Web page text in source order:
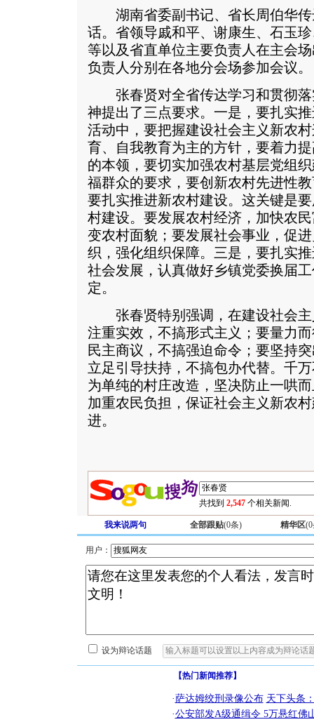
湖南省委副书记、省长周伯华传
话。省领导戚和平、谢康生、石玉
等以及省直单位主要负责人在主会
负责人分别在各地分会场参加会议。
张春贤对全省传达学习和贯彻落
神提出了三点要求。一是，要扎实
活动中，要把握建设社会主义新农
育、自我教育为主的方针，要着力
的本领，要切实加强农村基层党组
福群众的要求，要创新农村先进性
要扎实推进新农村建设。这关键是
村建设。要发展农村经济，加快农
变农村面貌；要发展社会事业，促
织，强化组织保障。三是，要扎实
社会发展，认真做好乡镇党委换届
定。
张春贤特别强调，在建设社会主
注重实效，不搞形式主义；要量力
民主商议，不搞强迫命令；要坚持
立足引导扶持，不搞包办代替。千
为单纯的村庄改造，坚决防止一哄
加重农民负担，保证社会主义新农
进。
共找到 2,547 个相关新闻.
我来说两句 全部跟贴(0条) 精华区(0
用户：
设为辩论话题
【热门新闻推荐】
·萨达姆绞刑录像公布 天下头条
·公安部发A级通缉令 5万悬红佛